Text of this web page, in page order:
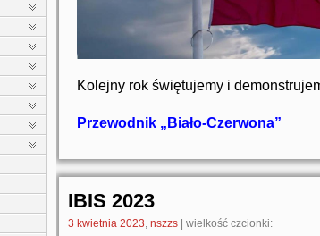
Kolejny rok świętujemy i
Przewodnik „Biało-Czerwona”
IBIS 2023
3 kwietnia 2023, nszzs wielkość czcionki: